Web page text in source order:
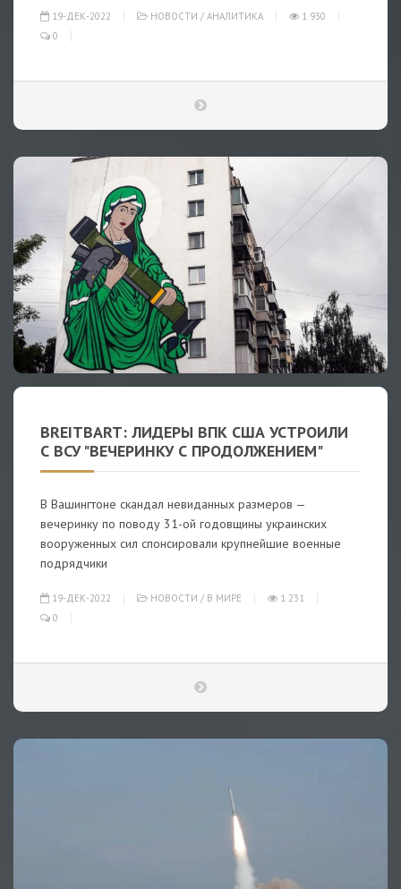
19-ДЕК-2022 НОВОСТИ / АНАЛИТИКА
1 930
0
BREITBART: ЛИДЕРЫ ВПК США УСТРОИЛИ
С ВСУ "ВЕЧЕРИНКУ С ПРОДОЛЖЕНИЕМ"
В Вашингтоне скандал невиданных размеров —
вечеринку по поводу 31-ой годовщины украинских
вооруженных сил спонсировали крупнейшие военные
подрядчики
19-ДЕК-2022 НОВОСТИ / В МИРЕ
1 231
0